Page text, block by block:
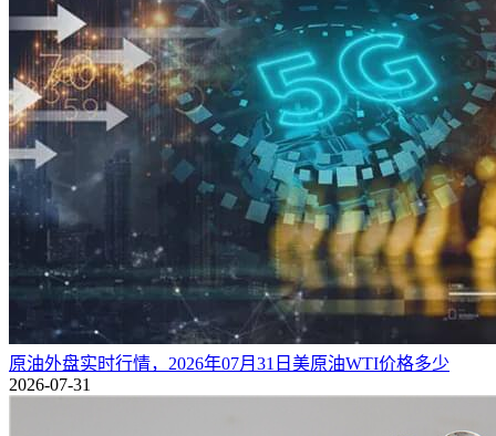
原油外盘实时行情，2026年07月31日美原油WTI价格多少
2026-07-31